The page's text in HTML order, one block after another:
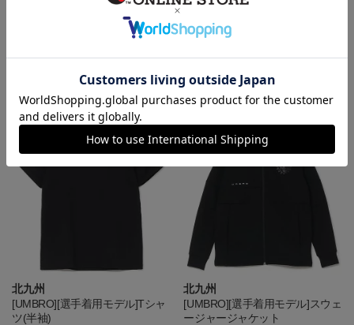
[UMBRO][選手着用モデル][長袖]
[UMBRO][選手着用モデル]ポロシ
ャツ(半袖)
9,350円
北九州
[UMBRO][選手着用モデル]Tシャ
ツ(半袖)
北九州
[UMBRO][選手着用モデル]スウェ
ージャージャケット